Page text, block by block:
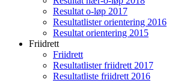
Resultat o-løp 2017
Resultatlister orientering 2016
Resultat orientering 2015
Friidrett
Friidrett
Resultatlister friidrett 2017
Resultatliste friidrett 2016